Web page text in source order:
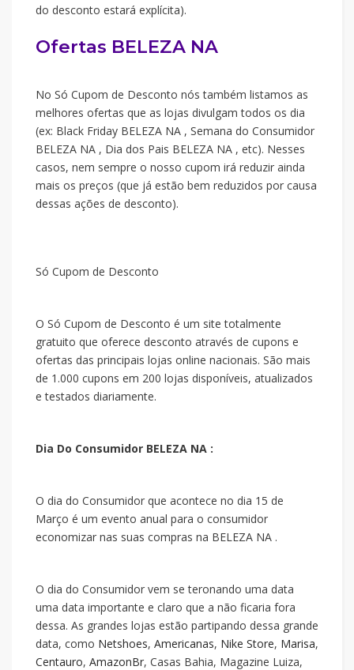
do desconto estará explícita).
Ofertas BELEZA NA
No Só Cupom de Desconto nós também listamos as
melhores ofertas que as lojas divulgam todos os dia
(ex: Black Friday BELEZA NA , Semana do Consumidor
BELEZA NA , Dia dos Pais BELEZA NA , etc). Nesses
casos, nem sempre o nosso cupom irá reduzir ainda
mais os preços (que já estão bem reduzidos por causa
dessas ações de desconto).
Só Cupom de Desconto
O Só Cupom de Desconto é um site totalmente
gratuito que oferece desconto através de cupons e
ofertas das principais lojas online nacionais. São mais
de 1.000 cupons em 200 lojas disponíveis, atualizados
e testados diariamente.
Dia Do Consumidor BELEZA NA :
O dia do Consumidor que acontece no dia 15 de
Março é um evento anual para o consumidor
economizar nas suas compras na BELEZA NA .
O dia do Consumidor vem se teronando uma data
uma data importante e claro que a não ficaria fora
dessa. As grandes lojas estão partipando dessa grande
data, como Netshoes, Americanas, Nike Store, Marisa,
Centauro, AmazonBr, Casas Bahia, Magazine Luiza,